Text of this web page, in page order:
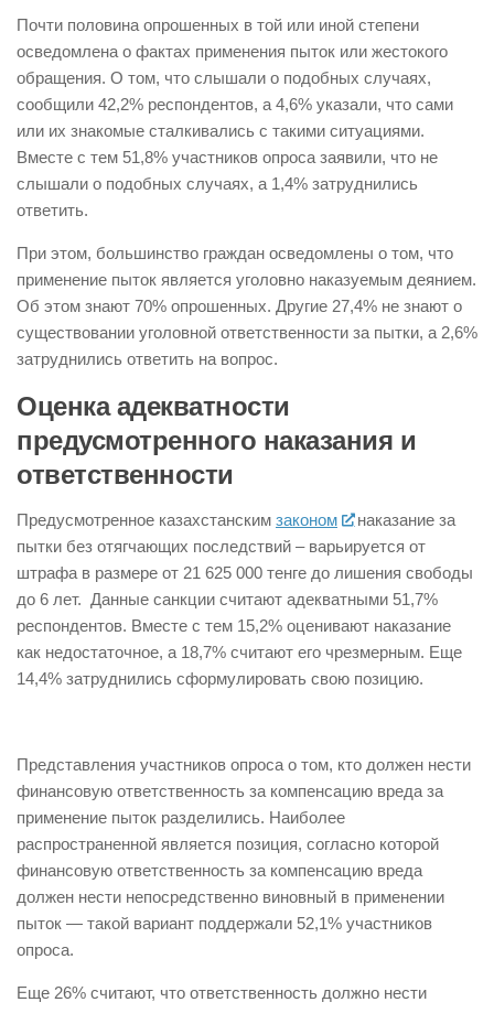
Почти половина опрошенных в той или иной степени
осведомлена о фактах применения пыток или жестокого
обращения. О том, что слышали о подобных случаях,
сообщили 42,2% респондентов, а 4,6% указали, что сами
или их знакомые сталкивались с такими ситуациями.
Вместе с тем 51,8% участников опроса заявили, что не
слышали о подобных случаях, а 1,4% затруднились
ответить.
При этом, большинство граждан осведомлены о том, что
применение пыток является уголовно наказуемым деянием.
Об этом знают 70% опрошенных. Другие 27,4% не знают о
существовании уголовной ответственности за пытки, а 2,6%
затруднились ответить на вопрос.
Оценка адекватности
предусмотренного наказания и
ответственности
Предусмотренное казахстанским законом
наказание за
пытки без отягчающих последствий – варьируется от
штрафа в размере от 21 625 000 тенге до лишения свободы
до 6 лет. Данные санкции считают адекватными 51,7%
респондентов. Вместе с тем 15,2% оценивают наказание
как недостаточное, а 18,7% считают его чрезмерным. Еще
14,4% затруднились сформулировать свою позицию.
Представления участников опроса о том, кто должен нести
финансовую ответственность за компенсацию вреда за
применение пыток разделились. Наиболее
распространенной является позиция, согласно которой
финансовую ответственность за компенсацию вреда
должен нести непосредственно виновный в применении
пыток — такой вариант поддержали 52,1% участников
опроса.
Еще 26% считают, что ответственность должно нести